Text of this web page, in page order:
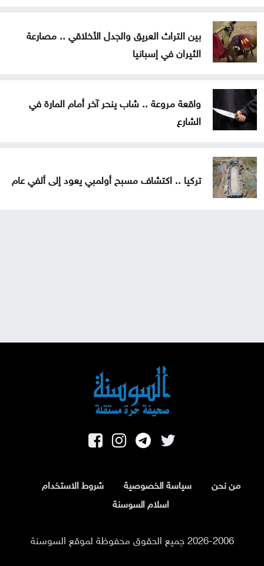
بين التراث العريق والجدل الأخلاقي .. مصارعة
الثيران في إسبانيا
واقعة مروعة .. شاب ينحر آخر أمام المارة في
الشارع
تركيا .. اكتشاف مسبح أولمبي يعود إلى ألفي عام
من نحن سياسة الخصوصية
شروط الاستخدام
اسلام السوسنة
2026-2006 جميع الحقوق محفوظة لموقع السوسنة